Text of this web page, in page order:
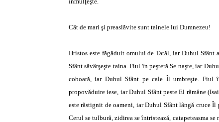
Cât de mari şi preaslăvite sunt tainele lui Dumnezeu!
Hristos este făgăduit omului de Tatăl, iar Duhul
Sfânt săvârşeşte taina. Fiul în peşteră Se naşte, iar
coboară, iar Duhul Sfânt pe cale Îl umbreşte. Fiul
propovăduire iese, iar Duhul Sfânt peste El rămâne
este răstignit de oameni, iar Duhul Sfânt lângă cruce
Cerul se tulbură, zidirea se întristează, catapeteasma